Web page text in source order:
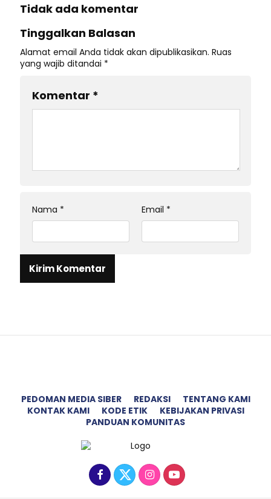
Tidak ada komentar
Tinggalkan Balasan
Alamat email Anda tidak akan dipublikasikan. Ruas
yang wajib ditandai *
Komentar *
Nama * Email *
PEDOMAN MEDIA SIBER REDAKSI
TENTANG KAMI
KONTAK KAMI
KODE ETIK
KEBIJAKAN PRIVASI
PANDUAN KOMUNITAS